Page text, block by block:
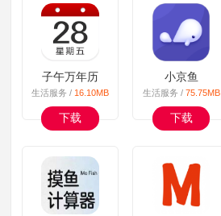
子午万年历
生活服务 / 16.10MB
下载
小京鱼
生活服务 / 75.75MB
下载